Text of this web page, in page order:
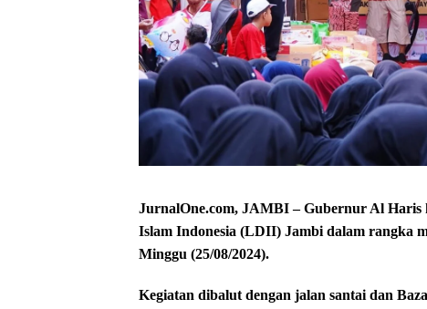
JurnalOne.com, JAMBI – Gubernur Al Haris
Islam Indonesia (LDII) Jambi dalam rangka
Minggu (25/08/2024).
Kegiatan dibalut dengan jalan santai dan